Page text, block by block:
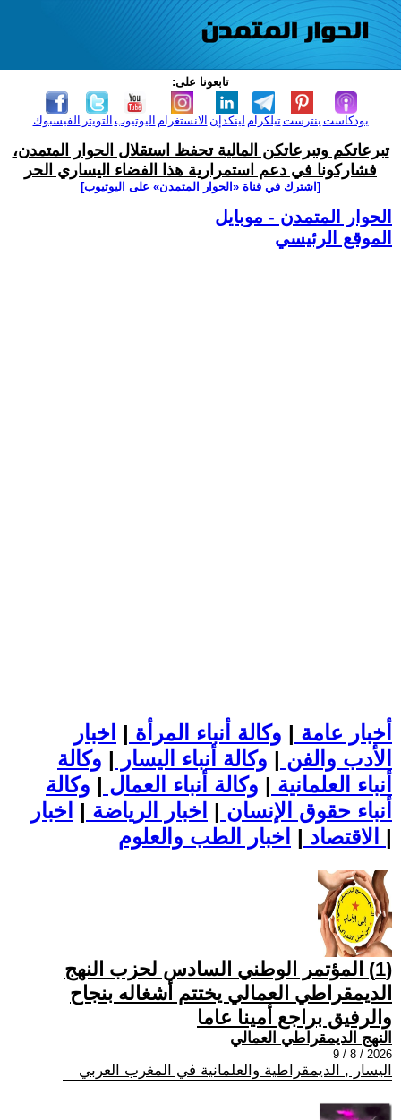
تابعونا على:
الفيسبوك التويتر اليوتيوب الانستغرام لينكدإن تيلكرامبنترست بودكاست
تبرعاتكم وتبرعاتكن المالية تحفظ استقلال الحوار المتمدن،
فشاركونا في دعم استمرارية هذا الفضاء اليساري الحر
[اشترك في قناة ‫«الحوار المتمدن» على اليوتيوب]
الحوار المتمدن - موبايل
الموقع الرئيسي
أخبار عامة | وكالة أنباء المرأة | اخبار
الأدب والفن | وكالة أنباء اليسار | وكالة
أنباء العلمانية | وكالة أنباء العمال | وكالة
أنباء حقوق الإنسان | اخبار الرياضة | اخبار
الاقتصاد | |
(1) المؤتمر الوطني السادس لحزب النهج
الديمقراطي العمالي يختتم أشغاله بنجاح
والرفيق براجع أمينا عاما
النهج الديمقراطي العمالي
2026 / 8 / 9
اليسار , الديمقراطية والعلمانية في المغرب العربي